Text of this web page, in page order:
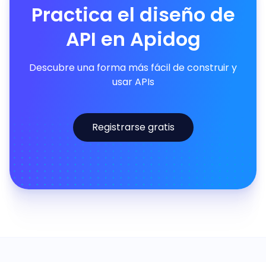
Practica el diseño de
API en Apidog
Descubre una forma más fácil de construir y
usar APIs
Registrarse gratis